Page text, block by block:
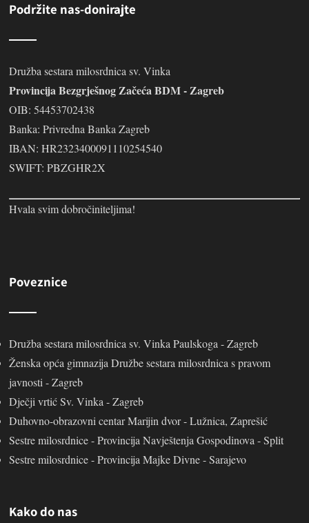
Podržite nas-donirajte
Družba sestara milosrdnica sv. Vinka
Provincija Bezgrješnog Začeća BDM - Zagreb
OIB: 54453702438
Banka: Privredna Banka Zagreb
IBAN: HR2323400091110254540
SWIFT: PBZGHR2X
Hvala svim dobročiniteljima!
Poveznice
Družba sestara milosrdnica sv. Vinka Paulskoga - Zagreb
Ženska opća gimnazija Družbe sestara milosrdnica s pravom
javnosti - Zagreb
Dječji vrtić Sv. Vinka - Zagreb
Duhovno-obrazovni centar Marijin dvor - Lužnica, Zaprešić
Sestre milosrdnice - Provincija Navještenja Gospodinova - Split
Sestre milosrdnice - Provincija Majke Divne - Sarajevo
Kako do nas